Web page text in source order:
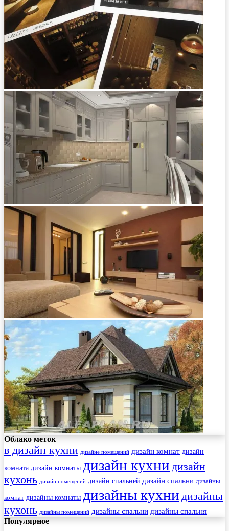
Облако меток
в дизайн кухни дизайне помещений дизайн комнат дизайн
комната дизайн комнаты дизайн кухни дизайн
кухонь дизайн помещений дизайн спальней дизайн спальни дизайны
комнат дизайны комнаты дизайны кухни дизайны
кухонь дизайны помещений дизайны спальни дизайны спальня
Популярное